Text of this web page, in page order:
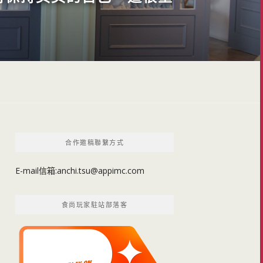
合作邀稿聯繫方式
E-mail信箱:anchi.tsu@appimc.com
食尚玩家駐站部落客